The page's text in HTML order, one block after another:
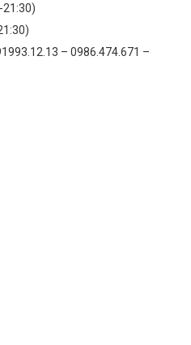
21:30)
– 0986.474.671 –